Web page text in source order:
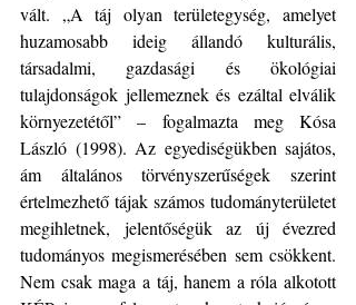
vált. „A táj olyan területegység, amelyet
huzamosabb ideig állandó kulturális,
társadalmi, gazdasági és ökológiai
tulajdonságok jellemeznek és ezáltal elválik
környezetétől” – fogalmazta meg Kósa
László (1998). Az egyediségükben sajátos,
ám általános törvényszerűségek szerint
értelmezhető tájak számos tudományterületet
megihletnek, jelentőségük az új évezred
tudományos megismerésében sem csökkent.
Nem csak maga a táj, hanem a róla alkotott